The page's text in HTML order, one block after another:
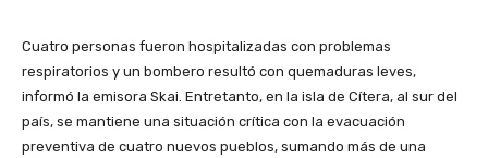
Cuatro personas fueron hospitalizadas con problemas
respiratorios y un bombero resultó con quemaduras leves,
informó la emisora Skai. Entretanto, en la isla de Cítera, al sur del
país, se mantiene una situación crítica con la evacuación
preventiva de cuatro nuevos pueblos, sumando más de una